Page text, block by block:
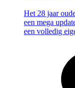
Het 28 jaar
een mega
een volledig